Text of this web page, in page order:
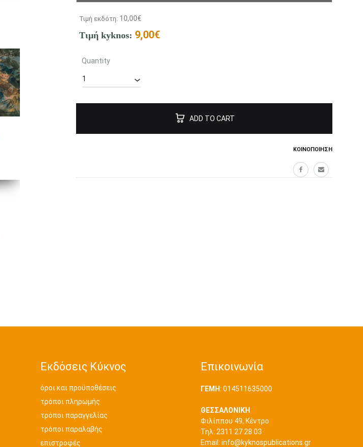
Τιμή εκδότη: 10,00€
Τιμή kyknos: 9,00€
Quantity
1
ADD TO CART
ΚΟΙΝΟΠΟΊΗΣΗ
Εκδόσεις Κύκνος
όροι και προϋποθέσεις
τρόποι πληρωμής
τρόποι παραγγελίας
τρόποι παραλαβής
επιστροφές
Επικοινωνία
ΓΕΜΗ: 014511635000
ΘΕΣΣΑΛΟΝΙΚΗ
Φιλίππου 49, Κέντρο
Τηλ: 2311 27 28 03
Εmail: info@kyknospublications.gr